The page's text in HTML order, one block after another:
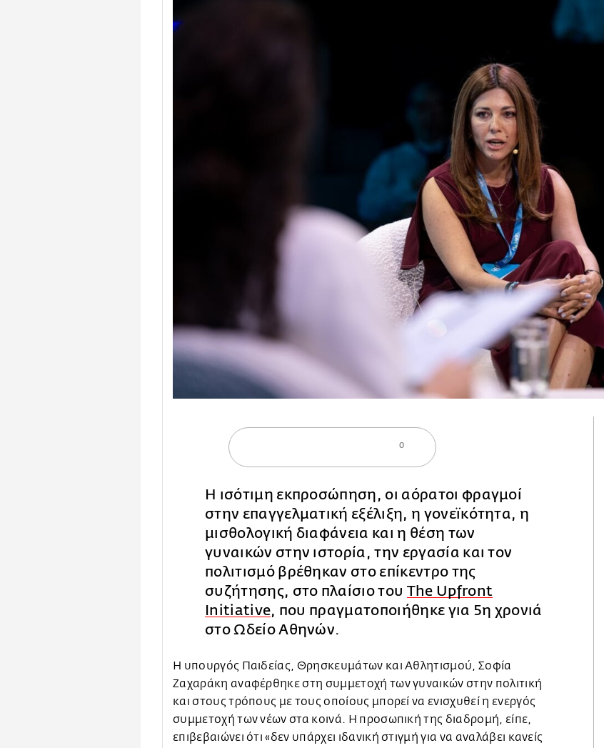
0
Η ισότιμη εκπροσώπηση, οι αόρατοι φραγμοί
στην επαγγελματική εξέλιξη, η γονεϊκότητα, η
μισθολογική διαφάνεια και η θέση των
γυναικών στην ιστορία, την εργασία και τον
πολιτισμό βρέθηκαν στο επίκεντρο της
συζήτησης, στο πλαίσιο του The Upfront
Initiative, που πραγματοποιήθηκε για 5η χρονιά
στο Ωδείο Αθηνών.
Η υπουργός Παιδείας, Θρησκευμάτων και Αθλητισμού, Σοφία
Ζαχαράκη αναφέρθηκε στη συμμετοχή των γυναικών στην πολιτική
και στους τρόπους με τους οποίους μπορεί να ενισχυθεί η ενεργός
συμμετοχή των νέων στα κοινά. Η προσωπική της διαδρομή, είπε,
επιβεβαιώνει ότι «δεν υπάρχει ιδανική στιγμή για να αναλάβει κανείς